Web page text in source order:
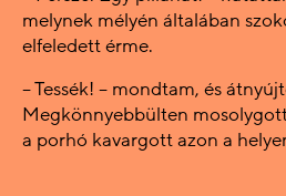
melynek mélyén általában
elfeledett érme.
– Tessék! – mondtam, és
Megkönnyebbülten
a porhó kavargott azon a